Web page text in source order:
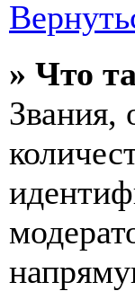
» Что
Звания,